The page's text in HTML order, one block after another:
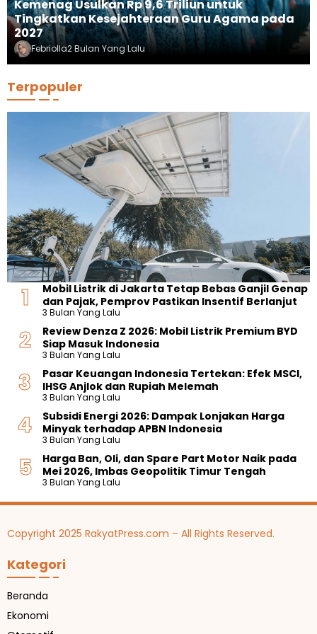
Kemenag Usulkan Rp 9,6 Triliun untuk
Tingkatkan Kesejahteraan Guru Agama pada
2027
Febriolla2 Bulan Yang Lalu
Terpopuler
Mobil Listrik di Jakarta Tetap Bebas Ganjil Genap
dan Pajak, Pemprov Pastikan Insentif Berlanjut
3 Bulan Yang Lalu
Review Denza Z 2026: Mobil Listrik Premium BYD
Siap Masuk Indonesia
3 Bulan Yang Lalu
Pasar Keuangan Indonesia Tertekan: Efek MSCI,
IHSG Anjlok dan Rupiah Melemah
3 Bulan Yang Lalu
Subsidi Energi 2026: Dampak Lonjakan Harga
Minyak terhadap APBN Indonesia
3 Bulan Yang Lalu
Harga Ban, Oli, dan Spare Part Motor Naik pada
Mei 2026, Imbas Geopolitik Timur Tengah
3 Bulan Yang Lalu
Copyright 2025 RakyatPress.com – All Rights Reserved.
Kategori
Beranda
Ekonomi